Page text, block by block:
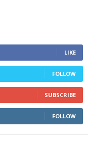
LIKE
FOLLOW
SUBSCRIBE
FOLLOW